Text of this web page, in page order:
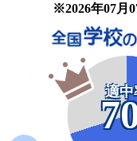
※2026年07月
適中